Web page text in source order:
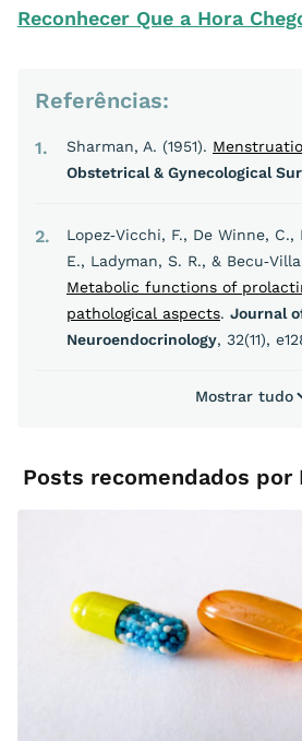
Reconhecer Que a Hora
Referências:
1 Sharman, A. (1951).
Obstetrical & Gynecological
2
Lopez‐Vicchi, F., De Winne,
E., Ladyman, S. R., &
Metabolic functions of
pathological aspects. Journal
Neuroendocrinology, 32(11),
Mostrar tudo
Posts recomendados por